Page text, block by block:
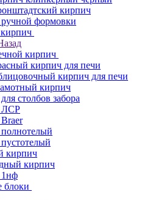
кирпич
формовки
кирпич
кирпич для печи
кирпич для печи
кирпич
столбов забора
ЛСР
кирпич
кирпич
блоки